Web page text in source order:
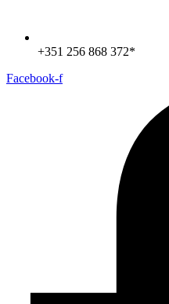
+351 256 868 372*
Facebook-f